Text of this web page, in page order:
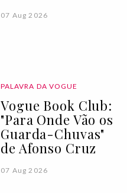
07 Aug 2026
PALAVRA DA VOGUE
Vogue Book Club:
"Para Onde Vão os
Guarda-Chuvas"
de Afonso Cruz
07 Aug 2026